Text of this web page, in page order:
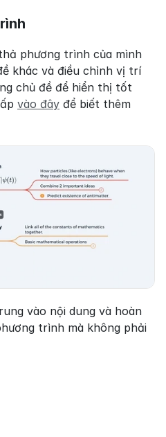
phương trình của mình
khác và điều chỉnh vị trí
chủ đề để hiển thị tốt
vào đây để biết thêm
vào nội dung và hoàn
trình mà không phải